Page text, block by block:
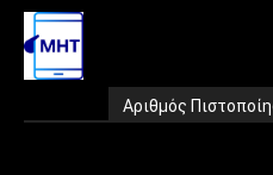
Αριθμός